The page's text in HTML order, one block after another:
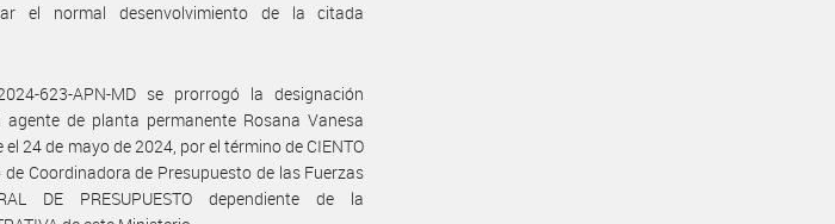
el normal desenvolvimiento de la citada
623-APN-MD se prorrogó la designación
de planta permanente Rosana Vanesa
el 24 de mayo de 2024, por el término de CIENTO
Coordinadora de Presupuesto de las Fuerzas
DE PRESUPUESTO dependiente de la